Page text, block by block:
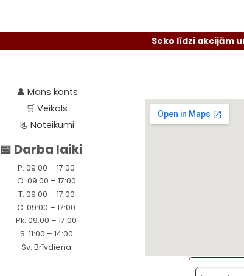
Seko līdzi akcijām un
👤 Mans konts
🛒Veikals
📃Noteikumi
📅 Darba laiki
P. 09:00 – 17:00
O. 09:00 – 17:00
T. 09:00 – 17:00
C. 09:00 – 17:00
Pk. 09:00 – 17:00
S. 11:00 – 14:00
Sv. Brīvdiena